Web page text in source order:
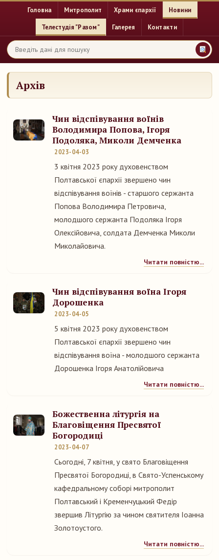
Головна Митрополит Храми єпархії Новини
Телестудія "Разом" Галерея Контакти
Архів
Чин відспівування воїнів
Володимира Попова, Ігоря
Подоляка, Миколи Демченка
2023-04-03
3 квітня 2023 року духовенством
Полтавської єпархії звершено чин
відспівування воїнів - старшого сержанта
Попова Володимира Петровича,
молодшого сержанта Подоляка Ігоря
Олексійовича, солдата Демченка Миколи
Миколайовича.
Читати повністю...
Чин відспівування воїна Ігоря
Дорошенка
2023-04-05
5 квітня 2023 року духовенством
Полтавської єпархії звершено чин
відспівування воїна - молодшого сержанта
Дорошенка Ігоря Анатолійовича
Читати повністю...
Божественна літургія на
Благовіщення Пресвятої
Богородиці
2023-04-07
Сьогодні, 7 квітня, у свято Благовіщення
Пресвятої Богородиці, в Свято-Успенському
кафедральному соборі митрополит
Полтавський і Кременчуцький Федір
звершив Літургію за чином святителя Іоанна
Золотоустого.
Читати повністю...